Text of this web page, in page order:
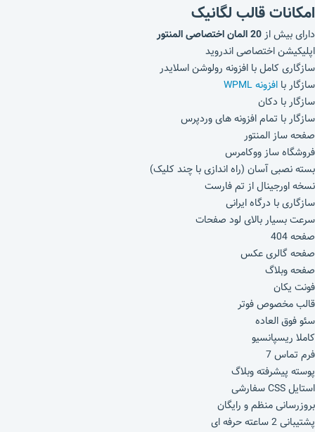
امکانات قالب لگانیک
دارای بیش از
اپلیکیشن اختصاصی اندروید
سازگاری کامل با افزونه رولوشن اسلایدر
سازگار با افزونه WPML
سازگار با دکان
سازگار با تمام افزونه های وردپرس
صفحه ساز المنتور
فروشگاه ساز ووکامرس
بسته نصبی آسان (راه اندازی با چند کلیک)
نسخه اورجینال از تم فارست
سازگاری با درگاه ایرانی
سرعت بسیار بالای لود صفحات
صفحه 404
صفحه گالری عکس
صفحه وبلاگ
فونت یکان
قالب مخصوص فوتر
سئو فوق العاده
کاملا ریسپانسیو
فرم تماس 7
پوسته پیشرفته وبلاگ
استایل CSS سفارشی
بروزرسانی منظم و رایگان
پشتیبانی 2 ساعته حرفه ای